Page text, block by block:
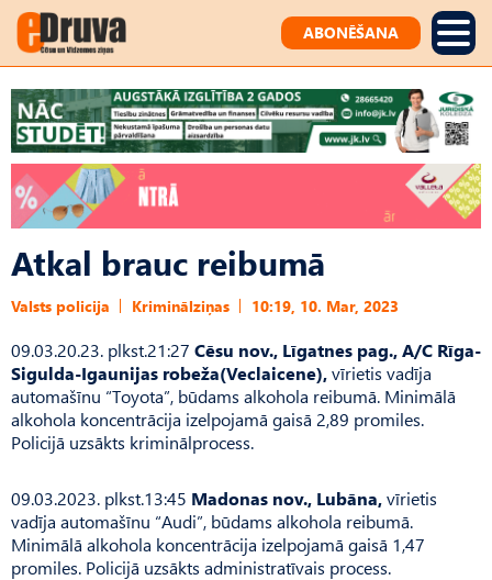
ABONĒŠANA
Atkal brauc reibumā
Valsts policija Kriminālziņas 10:19, 10. Mar, 2023
09.03.20.23. plkst.21:27 Cēsu nov., Līgatnes pag., A/C Rīga-
Sigulda-Igaunijas robeža(Veclaicene),vīrietis vadīja
automašīnu “Toyota”, būdams alkohola reibumā. Minimālā
alkohola koncentrācija izelpojamā gaisā 2,89 promiles.
Policijā uzsākts kriminālprocess.
09.03.2023. plkst.13:45 Madonas nov., Lubāna,vīrietis
vadīja automašīnu “Audi”, būdams alkohola reibumā.
Minimālā alkohola koncentrācija izelpojamā gaisā 1,47
promiles. Policijā uzsākts administratīvais process.